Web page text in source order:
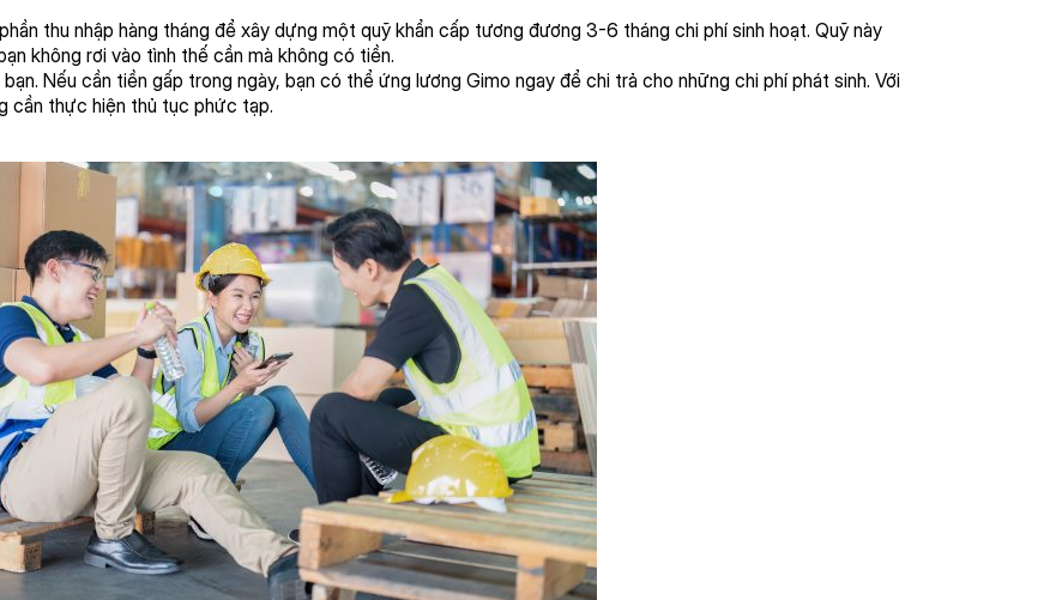
thu nhập hàng tháng để xây dựng một quỹ khẩn cấp tương đương 3-6 tháng chi phí sinh hoạt. Quỹ này
không rơi vào tình thế cần mà không có tiền.
Nếu cần tiền gấp trong ngày, bạn có thể ứng lương Gimo ngay để chi trả cho những chi phí phát sinh. Với
cần thực hiện thủ tục phức tạp.